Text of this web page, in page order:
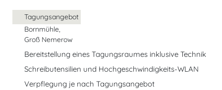
Tagungsangebot
Bornmühle,
Groß Nemerow
Bereitstellung eines Tagungsraumes inklusive Technik
Schreibutensilien und Hochgeschwindigkeits-WLAN
Verpflegung je nach Tagungsangebot